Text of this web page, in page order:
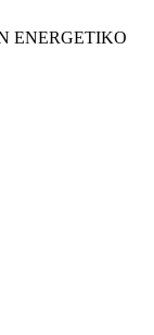
ENERGETIKO